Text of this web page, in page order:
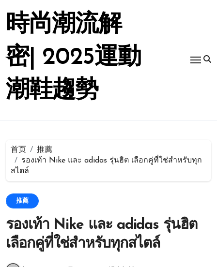
時尚潮流解
密| 2025運動
潮鞋趨勢
首页
推薦
รองเท้า Nike และ adidas รุ่นฮิต เลือกคู่ที่ใช่สำหรับทุก
สไตล์
推薦
รองเท้า Nike และ adidas รุ่นฮิต
เลือกคู่ที่ใช่สำหรับทุกสไตล์